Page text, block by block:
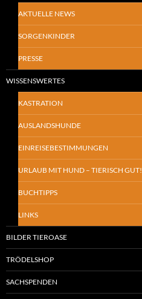
AKTUELLE NEWS
SORGENKINDER
PRESSE
WISSENSWERTES
KASTRATION
AUSLANDSHUNDE
EINREISEBESTIMMUNGEN
URLAUB MIT HUND – TIERISCH GUT!
BUCHTIPPS
LINKS
BILDER TIEROASE
TRÖDELSHOP
SACHSPENDEN